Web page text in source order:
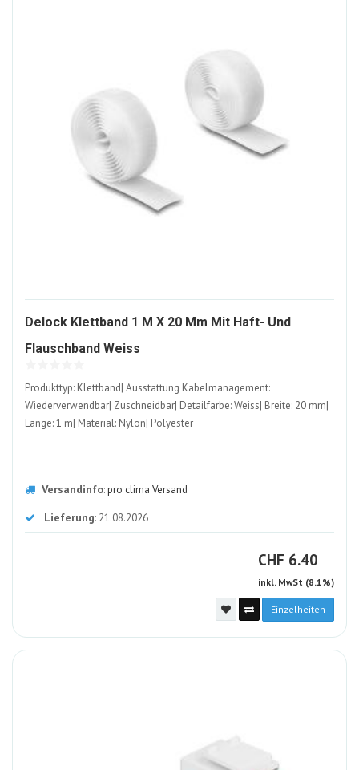
Delock Klettband 1 M X 20 Mm Mit Haft- Und
Flauschband Weiss
Produkttyp: Klettband| Ausstattung Kabelmanagement:
Wiederverwendbar| Zuschneidbar| Detailfarbe: Weiss| Breite: 20 mm|
Länge: 1 m| Material: Nylon| Polyester
Versandinfo:pro clima Versand
Lieferung: 21.08.2026
CHF CHF
6.40
inkl. MwSt (8.1%)
Einzelheiten